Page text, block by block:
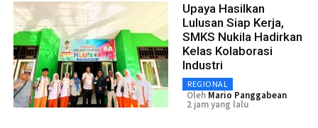
Upaya Hasilkan
Lulusan Siap Kerja,
SMKS Nukila Hadirkan
Kelas Kolaborasi
Industri
REGIONAL
Oleh Mario Panggabean
2 jam yang lalu